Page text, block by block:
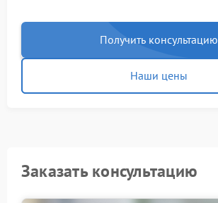
Получить консультацию
Наши цены
Заказать консультацию